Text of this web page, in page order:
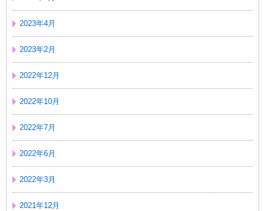
2023年4月
2023年2月
2022年12月
2022年10月
2022年7月
2022年6月
2022年3月
2021年12月